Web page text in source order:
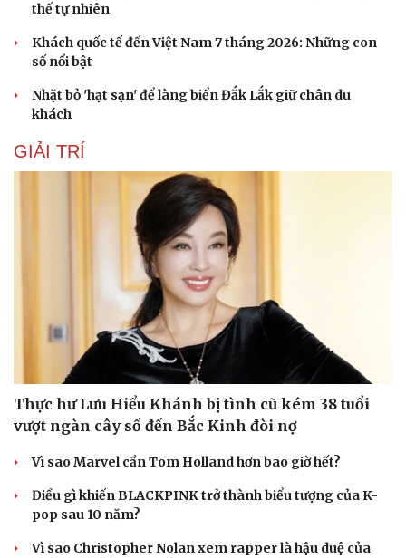
Du lịch
Săn Tour
check-in
Đọc truyện đêm khuya
Kể chuyện cho bé
Hạt giống tâm hồn
thế tự nhiên
Khách quốc tế đến Việt Nam 7 tháng 2026: Những con
số nổi bật
Nhặt bỏ 'hạt sạn' để làng biển Đắk Lắk giữ chân du
khách
GIẢI TRÍ
Thực hư Lưu Hiểu Khánh bị tình cũ kém 38 tuổi
vượt ngàn cây số đến Bắc Kinh đòi nợ
Vì sao Marvel cần Tom Holland hơn bao giờ hết?
Điều gì khiến BLACKPINK trở thành biểu tượng của K-
pop sau 10 năm?
Vì sao Christopher Nolan xem rapper là hậu duệ của